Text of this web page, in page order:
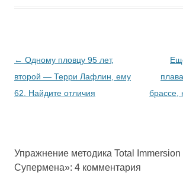
Навигация
по
записям
← Одному пловцу 95 лет,
второй — Терри Лафлин, ему
62. Найдите отличия
брассе,
Упражнение методика Total
Супермена»: 4 комментария